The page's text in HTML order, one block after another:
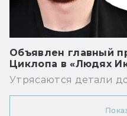
Объявлен главный
Циклопа в «Людях
Утрясаются детали